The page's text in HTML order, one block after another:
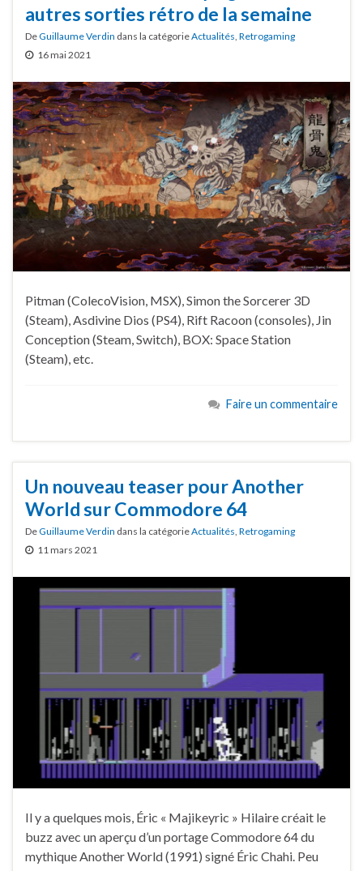
autres sorties rétro de la semaine
DeGuillaume Verdin dans la catégorieActualités, Retrogaming
16 mai 2021
Pitman (ColecoVision, MSX), Simon the Sorcerer 3D
(Steam), Asdivine Dios (PS4), Rift Racoon (consoles), Jin
Conception (Steam, Switch), BOX: Space Station
(Steam), etc.
Faire un commentaire
Un nouveau teaser pour Another
World sur Commodore 64
DeGuillaume Verdin dans la catégorieActualités Retrogaming
11 mars 2021
Il y a quelques mois, Éric « Majikeyric » Hilaire créait le
buzz avec un aperçu d’un portage Commodore 64 du
mythique Another World (1991) signé Éric Chahi. Peu